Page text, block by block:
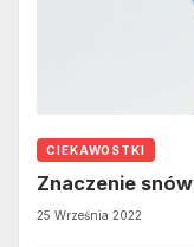
CIEKAWOSTKI
Znaczenie snów
25 Września 2022